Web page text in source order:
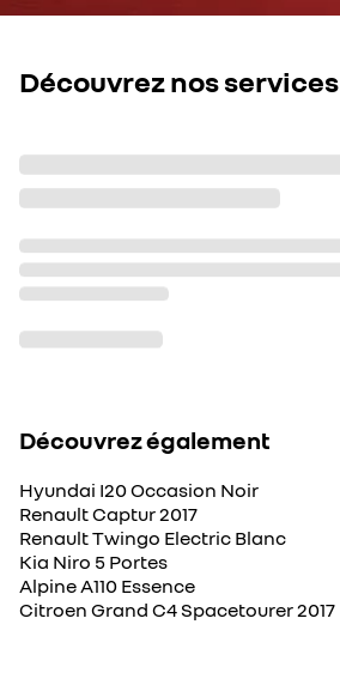
Découvrez nos services
Découvrez également
Hyundai I20 Occasion Noir
Renault Captur 2017
Renault Twingo Electric Blanc
Kia Niro 5 Portes
Alpine A110 Essence
Citroen Grand C4 Spacetourer 2017